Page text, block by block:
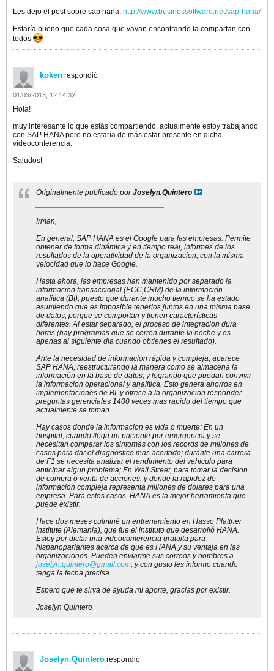
Les dejo el post sobre sap hana: http://www.businessoftware.net/sap-hana/
Estaría bueno que cada cosa que vayan encontrando la compartan con
todos
koken respondió
01/03/2013, 12:14:32
Hola!
muy interesante lo que estás compartiendo, actualmente estoy trabajando
con SAP HANA pero no estaría de más estar presente en dicha
videoconferencia.
Saludos!
Originalmente publicado porJoselyn.Quintero
Irman,
En general, SAP HANA es el Google para las empresas: Permite
obtener de forma dinámica y en tiempo real, informes de los
resultados de la operatividad de la organizacion, con la misma
velocidad que lo hace Google.
Hasta ahora, las empresas han mantenido por separado la
informacion transaccional (ECC,CRM) de la información
analitica (BI), puesto que durante mucho tiempo se ha estado
asumiendo que es imposible tenerlos juntos en una misma base
de datos, porque se comportan y tienen características
diferentes. Al estar separado, el proceso de integracion dura
horas (hay programas que se corren durante la noche y es
apenas al siguiente dia cuando obtienes el resultado).
Ante la necesidad de información rápida y compleja, aparece
SAP HANA, reestructurando la manera como se almacena la
información en la base de datos, y logrando que puedan convivir
la informacion operacional y analitica. Esto genera ahorros en
implementaciones de BI, y ofrece a la organizacion responder
preguntas gerenciales 1400 veces mas rapido del tiempo que
actualmente se toman.
Hay casos donde la informacion es vida o muerte: En un
hospital, cuando llega un paciente por emergencia y se
necesitan comparar los sintomas con los records de millones de
casos para dar el diagnostico mas acertado; durante una carrera
de F1 se necesita analizar el rendimiento del vehiculo para
anticipar algun problema; En Wall Street, para tomar la decision
de compra o venta de acciones, y donde la rapidez de
informacion compleja representa millones de dolares para una
empresa. Para estos casos, HANA es la mejor herramienta que
puede existir.
Hace dos meses culminé un entrenamiento en Hasso Plattner
Institute (Alemania), que fue el instituto que desarrolló HANA.
Estoy por dictar una videoconferencia gratuita para
hispanoparlantes acerca de que es HANA y su ventaja en las
organizaciones. Pueden enviarme sus correos y nombres a
joselyn.quintero@gmail.com, y con gusto les informo cuando
tenga la fecha precisa.
Espero que te sirva de ayuda mi aporte, gracias por existir.
Joselyn Quintero
Joselyn.Quintero respondió